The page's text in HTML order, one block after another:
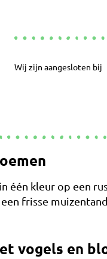
Wij zijn aangesloten bij
één kleur op een
frisse
vogels en